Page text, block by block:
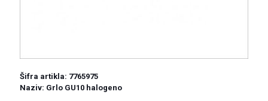
Šifra artikla: 7765975
Naziv: Grlo GU10 halogeno